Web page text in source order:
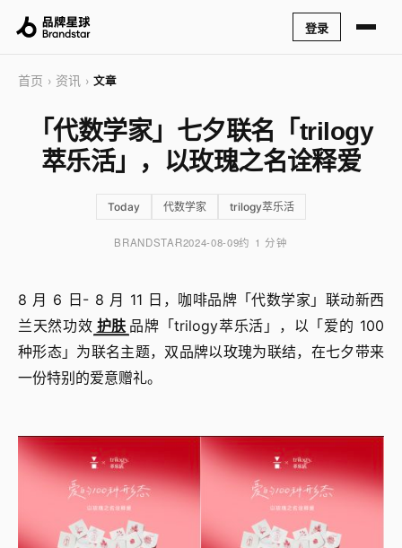
登录
首页 › 资讯 › 文章
「代数学家」七夕联名「trilogy
萃乐活」，以玫瑰之名诠释爱
Today 代数学家 trilogy萃乐活
BRANDSTAR2024-08-09约 1 分钟
8 月 6 日- 8 月 11 日，咖啡品牌「代数学家」联动新西
兰天然功效 护肤 品牌「trilogy萃乐活」，以「爱的 100
种形态」为联名主题，双品牌以玫瑰为联结，在七夕带来
一份特别的爱意赠礼。